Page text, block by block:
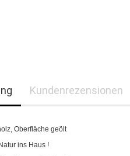
Kundenrezensionen
Oberfläche geölt
ins Haus !